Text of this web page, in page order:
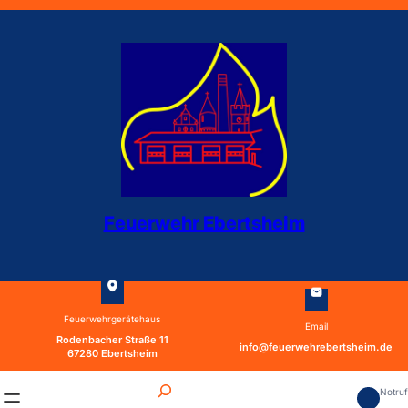
Zum
Feuerwehrgerätehaus
Rodenbacher Straße 11
67280 Ebertsheim
Feuerwehr Ebertsheim
Email
info@feuerwehrebertsheim.de
S
Notruf